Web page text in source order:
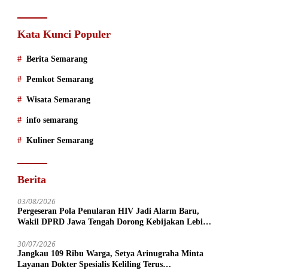
Kata Kunci Populer
Berita Semarang
Pemkot Semarang
Wisata Semarang
info semarang
Kuliner Semarang
Berita
03/08/2026
Pergeseran Pola Penularan HIV Jadi Alarm Baru,
Wakil DPRD Jawa Tengah Dorong Kebijakan Lebih
30/07/2026
Jangkau 109 Ribu Warga, Setya Arinugraha Minta
Layanan Dokter Spesialis Keliling Terus